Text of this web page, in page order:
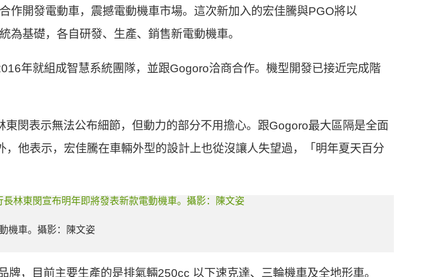
作開發電動車，震撼電動機車市場。這次新加入的宏佳騰與PGO將以
基礎，各自研發、生產、銷售新電動機車。
年就組成智慧系統團隊，並跟Gogoro洽商合作。機型開發已接近完成階
東閔表示無法公布細節，但動力的部分不用擔心。跟Gogoro最大區隔是全面
他表示，宏佳騰在車輛外型的設計上也從沒讓人失望過，「明年夏天百分
機車。攝影：陳文姿
，目前主要生產的是排氣輛250cc 以下速克達、三輪機車及全地形車。